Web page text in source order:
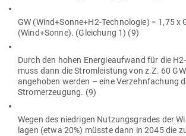
GW (Wind+Sonne+H2-Technologie) = 1,75 x
(Wind+Sonne). (Glei­chung 1) (9)
Durch den hohen Ener­gie­aufwand für die
muss dann die Strom­leistung von z.Z. 60
ange­hoben werden – eine Ver­zehn­fa­chung
Strom­erzeugung. (9)
Wegen des nied­rigen Nut­zungs­grades der
lagen (etwa 20%) müsste dann in 2045 die